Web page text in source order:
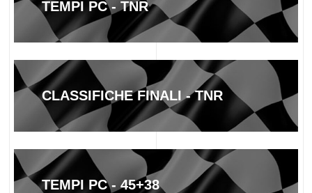
TEMPI PC - TNR
CLASSIFICHE FINALI - TNR
TEMPI PC - 45+38